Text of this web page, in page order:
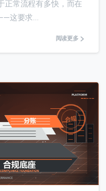
正常流程有多快，而在
这要求...
阅读更多
0